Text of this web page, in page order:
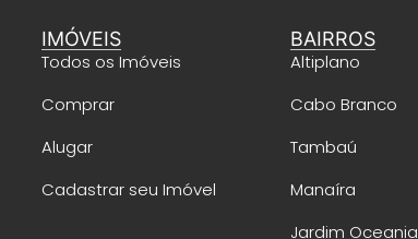
IMÓVEIS
Todos os Imóveis
Comprar
Alugar
Cadastrar seu Imóvel
BAIRROS
Altiplano
Cabo Branco
Tambaú
Manaíra
Jardim Oceania